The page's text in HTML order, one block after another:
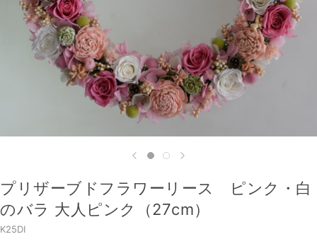
プリザーブドフラワーリース ピンク・白
のバラ 大人ピンク（27cm）
K25DI